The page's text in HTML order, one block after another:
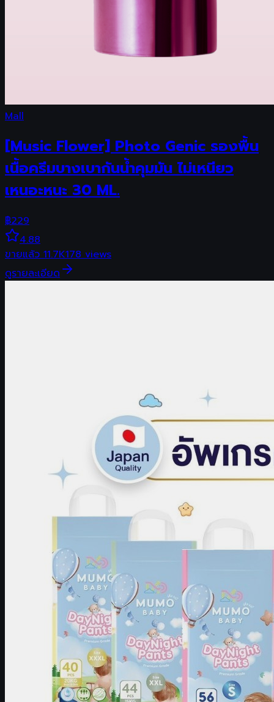
Mall
[Music Flower] Photo Genic รองพื้น
เนื้อครีมบางเบากันน้ำคุมมัน ไม่เหนียว
เหนอะหนะ 30 ML.
฿229
4.88
ขายแล้ว11.7K178views
ดูรายละเอียด